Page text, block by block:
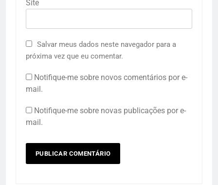
Site
Salvar meus dados neste navegador para a
próxima vez que eu comentar.
Notifique-me sobre novos comentários por e-
mail.
Notifique-me sobre novas publicações por e-
mail.